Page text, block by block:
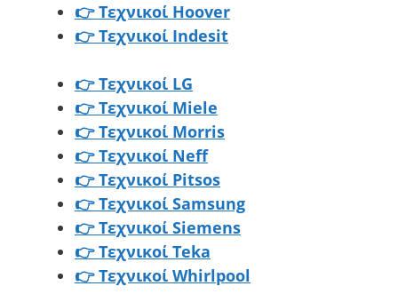
👉 Τεχνικοί Hoover
👉 Τεχνικοί Indesit
👉 Τεχνικοί LG
👉 Τεχνικοί Miele
👉 Τεχνικοί Morris
👉 Τεχνικοί Neff
👉 Τεχνικοί Pitsos
👉 Τεχνικοί Samsung
👉 Τεχνικοί Siemens
👉 Τεχνικοί Teka
👉 Τεχνικοί Whirlpool